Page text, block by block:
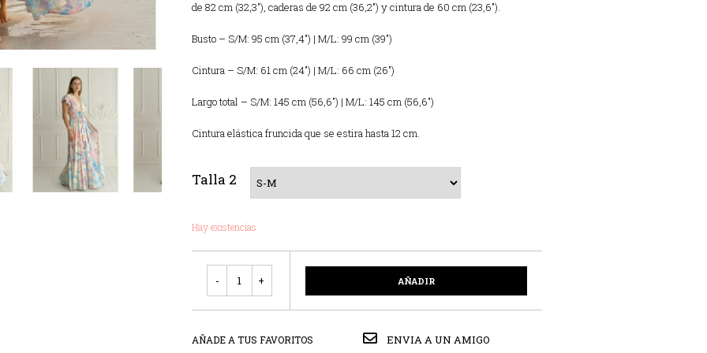
de 82 cm (32,3″), caderas de 92 cm (36,2″) y cintura de 60 cm (23,6″).
Busto – S/M: 95 cm (37,4″) | M/L: 99 cm (39″)
Cintura – S/M: 61 cm (24″) | M/L: 66 cm (26″)
Largo total – S/M: 145 cm (56,6″) | M/L: 145 cm (56,6″)
Cintura elástica fruncida que se estira hasta 12 cm.
Talla 2
Hay existencias
AÑADIR
AÑADE A TUS FAVORITOS ENVIA A UN AMIGO